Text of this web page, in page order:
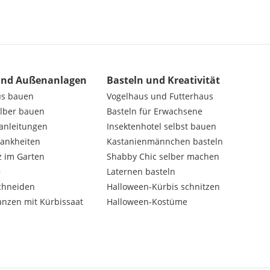
Außenanlagen
bauen
bauen
im Garten
mit Kürbissaat
Basteln und Kreativität
Vogelhaus und Futterhaus
Basteln für Erwachsene
Insektenhotel selbst bauen
Kastanienmännchen basteln
Shabby Chic selber machen
Laternen basteln
Halloween-Kürbis schnitzen
Halloween-Kostüme